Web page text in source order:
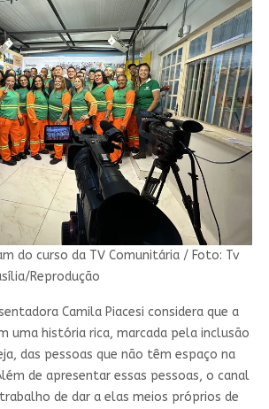
do curso da TV Comunitária / Foto: Tv
Reprodução
Camila Piacesi considera que a
uma história rica, marcada pela inclusão
das pessoas que não têm espaço na
de apresentar essas pessoas, o canal
de dar a elas meios próprios de